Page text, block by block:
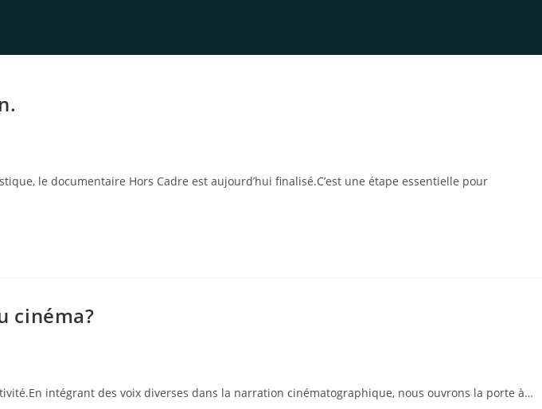
le documentaire Hors Cadre est aujourd’hui finalisé.C’est une étape essentielle pour
cinéma?
intégrant des voix diverses dans la narration cinématographique, nous ouvrons la porte à…